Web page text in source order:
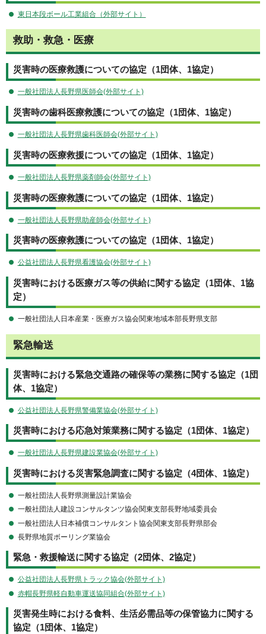
東日本段ボール工業組合（外部サイト）
救助・救急・医療
災害時の医療救護についての協定（1団体、1協定）
一般社団法人長野県医師会(外部サイト)
災害時の歯科医療救護についての協定（1団体、1協定）
一般社団法人長野県歯科医師会(外部サイト)
災害時の医療救援についての協定（1団体、1協定）
一般社団法人長野県薬剤師会(外部サイト)
災害時の医療救護についての協定（1団体、1協定）
一般社団法人長野県助産師会(外部サイト)
災害時の医療救護についての協定（1団体、1協定）
公益社団法人長野県看護協会(外部サイト)
災害時における医療ガス等の供給に関する協定（1団体、1協
定）
一般社団法人日本産業・医療ガス協会関東地域本部長野県支部
緊急輸送
災害時における緊急交通路の確保等の業務に関する協定（1団
体、1協定）
公益社団法人長野県警備業協会(外部サイト)
災害時における応急対策業務に関する協定（1団体、1協定）
一般社団法人長野県建設業協会(外部サイト)
災害時における災害緊急調査に関する協定（4団体、1協定）
一般社団法人長野県測量設計業協会
一般社団法人建設コンサルタンツ協会関東支部長野地域委員会
一般社団法人日本補償コンサルタント協会関東支部長野県部会
長野県地質ボーリング業協会
緊急・救援輸送に関する協定（2団体、2協定）
公益社団法人長野県トラック協会(外部サイト)
赤帽長野県軽自動車運送協同組合(外部サイト)
災害発生時における食料、生活必需品等の保管協力に関する
協定（1団体、1協定）